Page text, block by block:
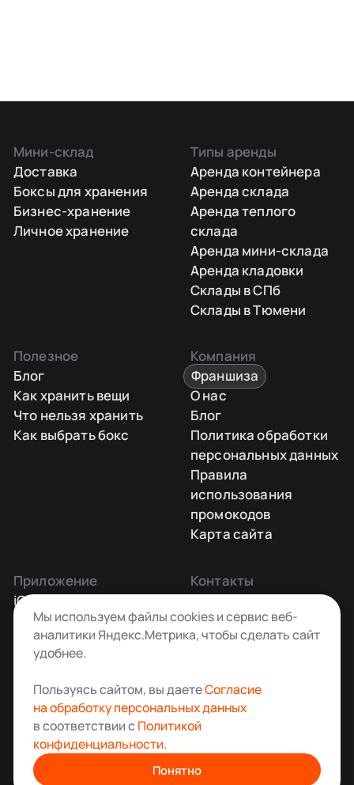
Мини-склад
Доставка
Боксы для хранения
Бизнес-хранение
Личное хранение
Типы аренды
Аренда контейнера
Аренда склада
Аренда теплого
склада
Аренда мини-склада
Аренда кладовки
Склады в СПб
Склады в Тюмени
Полезное
Блог
Как хранить вещи
Что нельзя хранить
Как выбрать бокс
Компания
Франшиза
О нас
Блог
Политика обработки
персональных данных
Правила
использования
промокодов
Карта сайта
Приложение
iOS
Android
Контакты
Заказать звонок
+7 495 181-55-45
info@kladovkin.ru
Аренда склада для хранения вещей в Москве
© ООО «Кладовкин» 2026. Все права защищены
Мы используем файлы cookies и сервис веб-
аналитики Яндекс.Метрика, чтобы сделать сайт
удобнее.
Пользуясь сайтом, вы даетеСогласие
на обработку персональных данных
в соответствии с Политикой
конфиденциальности.
Понятно